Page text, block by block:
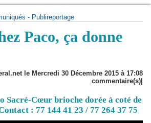
- Publireportage
Paco, ça donne
le Mercredi 30 Décembre 2015 à 17:08
commentaire(s)|
Sacré-Cœur brioche dorée à coté de
: 77 144 41 23 / 77 264 37 75